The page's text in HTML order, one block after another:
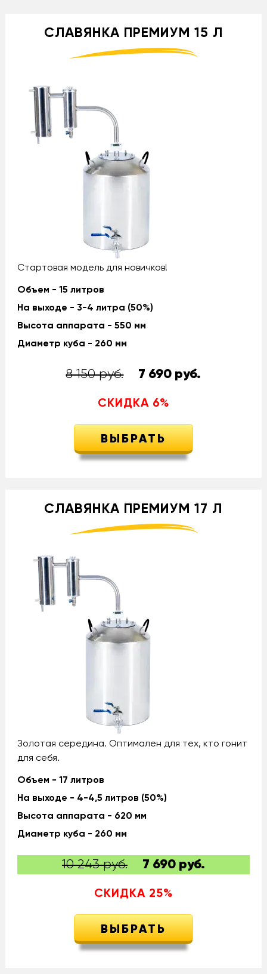
СЛАВЯНКА ПРЕМИУМ 15 Л
Стартовая модель для новичков!
Объем - 15 литров
На выходе - 3-4 литра (50%)
Высота аппарата - 550 мм
Диаметр куба - 260 мм
8 150 руб. 7 690 руб.
СКИДКА 6%
ВЫБРАТЬ
СЛАВЯНКА ПРЕМИУМ 17 Л
Золотая середина. Оптимален для тех, кто гонит
для себя.
Объем - 17 литров
На выходе - 4-4,5 литров (50%)
Высота аппарата - 620 мм
Диаметр куба - 260 мм
10 243 руб. 7 690руб.
СКИДКА 25%
ВЫБРАТЬ